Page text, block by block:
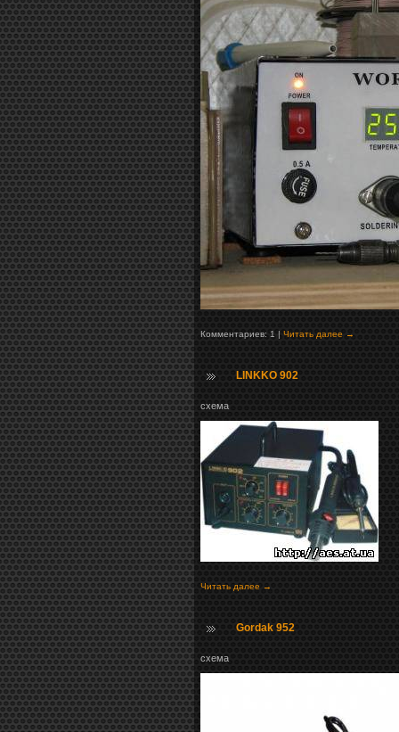
Комментариев: 1 | Читать далее →
LINKKO 902
схема
Читать далее →
Gordak 952
схема